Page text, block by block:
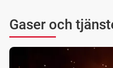
Gaser och